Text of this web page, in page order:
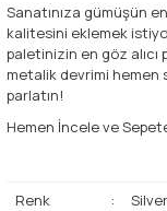
Sanatınıza gümüşün
kalitesini eklemek
paletinizin en göz alıcı
metalik devrimi hemen
parlatın!
Hemen İncele ve
Renk :
Silver